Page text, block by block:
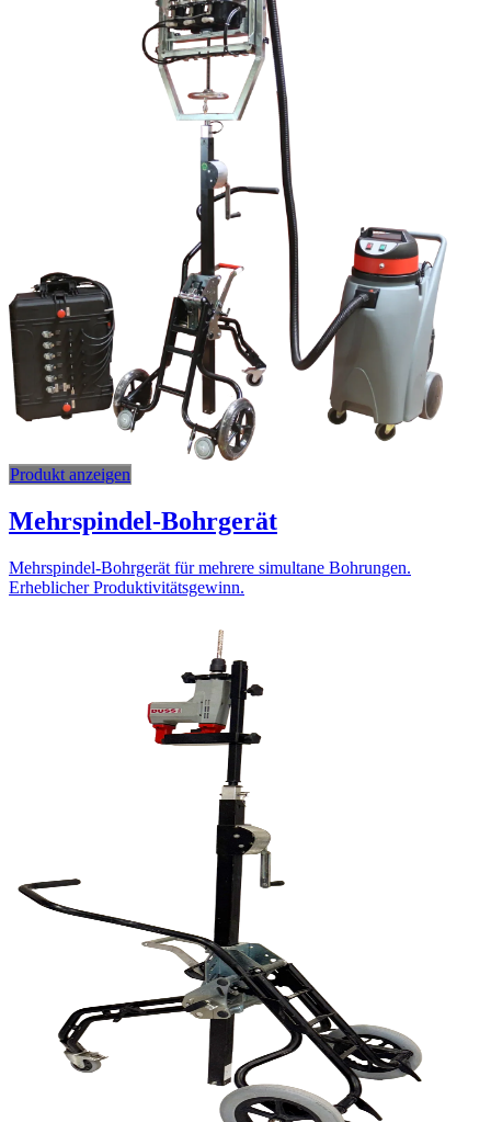
Produkt anzeigen
Mehrspindel-Bohrgerät
Mehrspindel-Bohrgerät für mehrere simultane Bohrungen.
Erheblicher Produktivitätsgewinn.